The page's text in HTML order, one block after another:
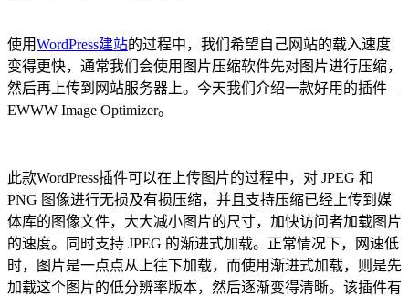
使用WordPress建站的过程中，我们希望自己网站的载入速度
变得更快，通常我们会使用图片压缩软件先对图片进行压缩，
然后再上传到网站服务器上。今天我们介绍一款好用的插件 –
EWWW Image Optimizer。
此款WordPress插件可以在上传图片的过程中，对 JPEG 和
PNG 图像进行无损及有损压缩，并且支持压缩已经上传到媒
体库的图像文件，大大减小图片的尺寸，加快访问者加载图片
的速度。同时支持 JPEG 的渐进式加载。正常情况下，网速低
时，图片是一点点从上往下加载，而使用渐进式加载，则是先
加载这个图片的低分辨率版本，然后逐渐变得清晰。该插件有